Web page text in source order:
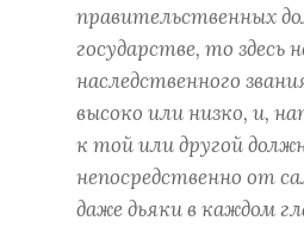
правительственных
государстве, то здесь
наследственного
высоко или низко, и,
к той или другой
непосредственно от
даже дьяки в каждом